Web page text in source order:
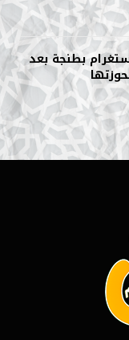
بطنجة بعد